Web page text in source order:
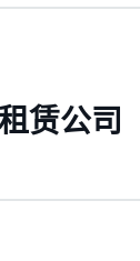
赁公司